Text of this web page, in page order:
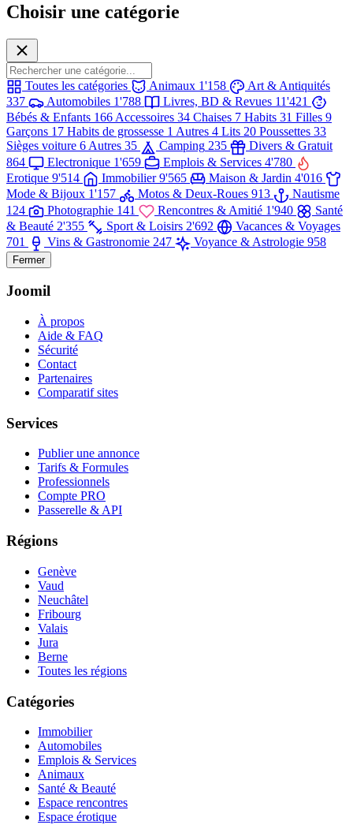
Choisir une catégorie
Toutes les catégories Animaux 1'158
Art & Antiquités
337
Automobiles 1'788 Livres, BD & Revues 11'421
Bébés & Enfants 166 Accessoires 34 Chaises 7 Habits 31 Filles 9
Garçons 17 Habits de grossesse 1 Autres 4 Lits 20 Poussettes 33
Sièges voiture 6 Autres 35 Camping 235
Divers & Gratuit
864
Electronique 1'659 Emplois & Services 4'780
Erotique 9'514 Immobilier 9'565 Maison & Jardin 4'016
Mode & Bijoux 1'157 Motos & Deux-Roues 913
Nautisme
124
Photographie 141 Rencontres & Amitié 1'940
Santé
& Beauté 2'355 Sport & Loisirs 2'692
Vacances & Voyages
701
Vins & Gastronomie 247 Voyance & Astrologie 958
Fermer
Joomil
À propos
Aide & FAQ
Sécurité
Contact
Partenaires
Comparatif sites
Services
Publier une annonce
Tarifs & Formules
Professionnels
Compte PRO
Passerelle & API
Régions
Genève
Vaud
Neuchâtel
Fribourg
Valais
Jura
Berne
Toutes les régions
Catégories
Immobilier
Automobiles
Emplois & Services
Animaux
Santé & Beauté
Espace rencontres
Espace érotique